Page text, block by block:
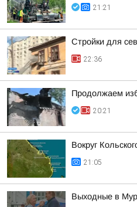
21:21
Стройки для
22:36
Продолжаем
20:21
Вокруг
21:05
Выходные в